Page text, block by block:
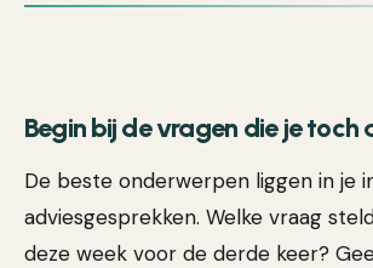
Begin bij de vragen die je toch
De beste onderwerpen liggen in je
adviesgesprekken. Welke vraag
deze week voor de derde keer?